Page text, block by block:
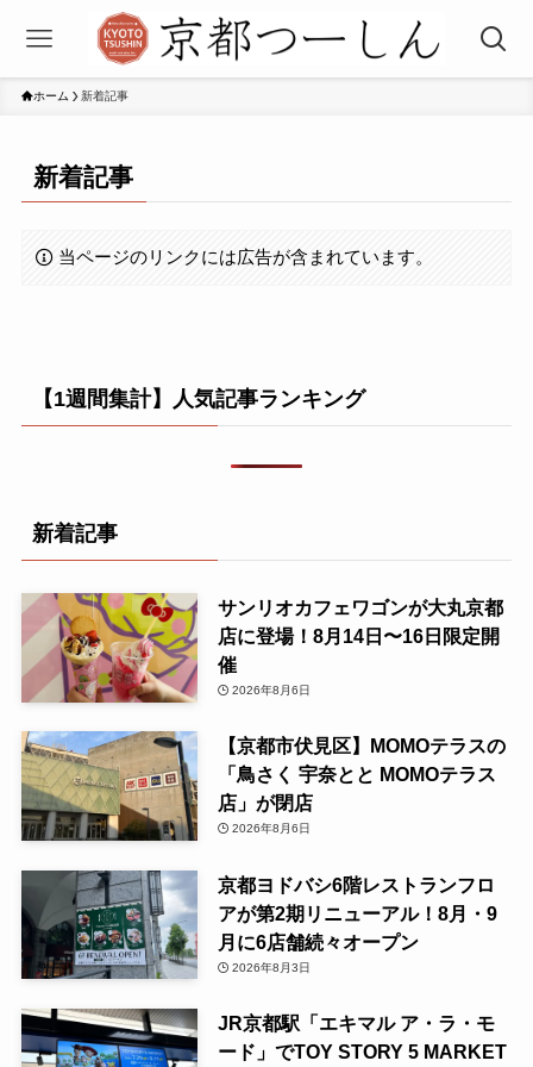
ホーム 新着記事
新着記事
当ページのリンクには広告が含まれています。
【1週間集計】人気記事ランキング
新着記事
サンリオカフェワゴンが大丸京都
店に登場！8月14日〜16日限定開
催
2026年8月6日
【京都市伏見区】MOMOテラスの
「鳥さく 宇奈とと MOMOテラス
店」が閉店
2026年8月6日
京都ヨドバシ6階レストランフロ
アが第2期リニューアル！8月・9
月に6店舗続々オープン
2026年8月3日
JR京都駅「エキマル ア・ラ・モ
ード」でTOY STORY 5 MARKET